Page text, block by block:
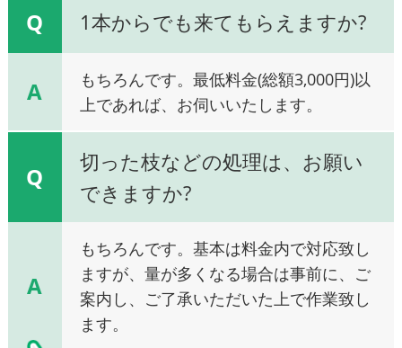
Q 1本からでも来てもらえますか?
A
もちろんです。最低料金(総額3,000円)以
上であれば、お伺いいたします。
Q
切った枝などの処理は、お願い
できますか?
A
もちろんです。基本は料金内で対応致し
ますが、量が多くなる場合は事前に、ご
案内し、ご了承いただいた上で作業致し
ます。